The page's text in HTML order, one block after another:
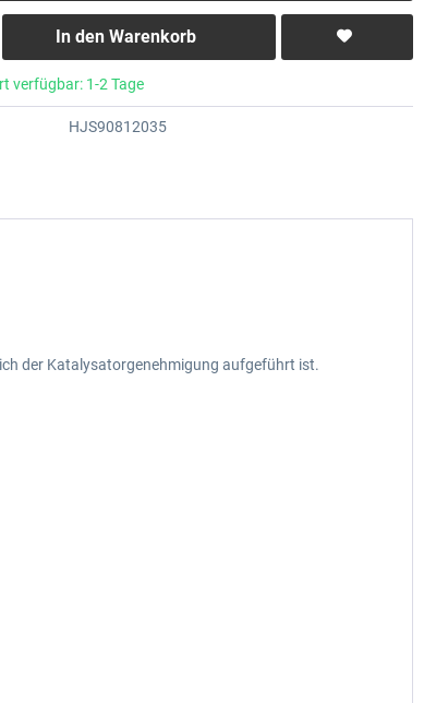
In den Warenkorb
verfügbar: 1-2 Tage
HJS90812035
der Katalysatorgenehmigung aufgeführt ist.